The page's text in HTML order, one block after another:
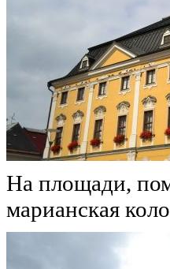
На площади,
марианская